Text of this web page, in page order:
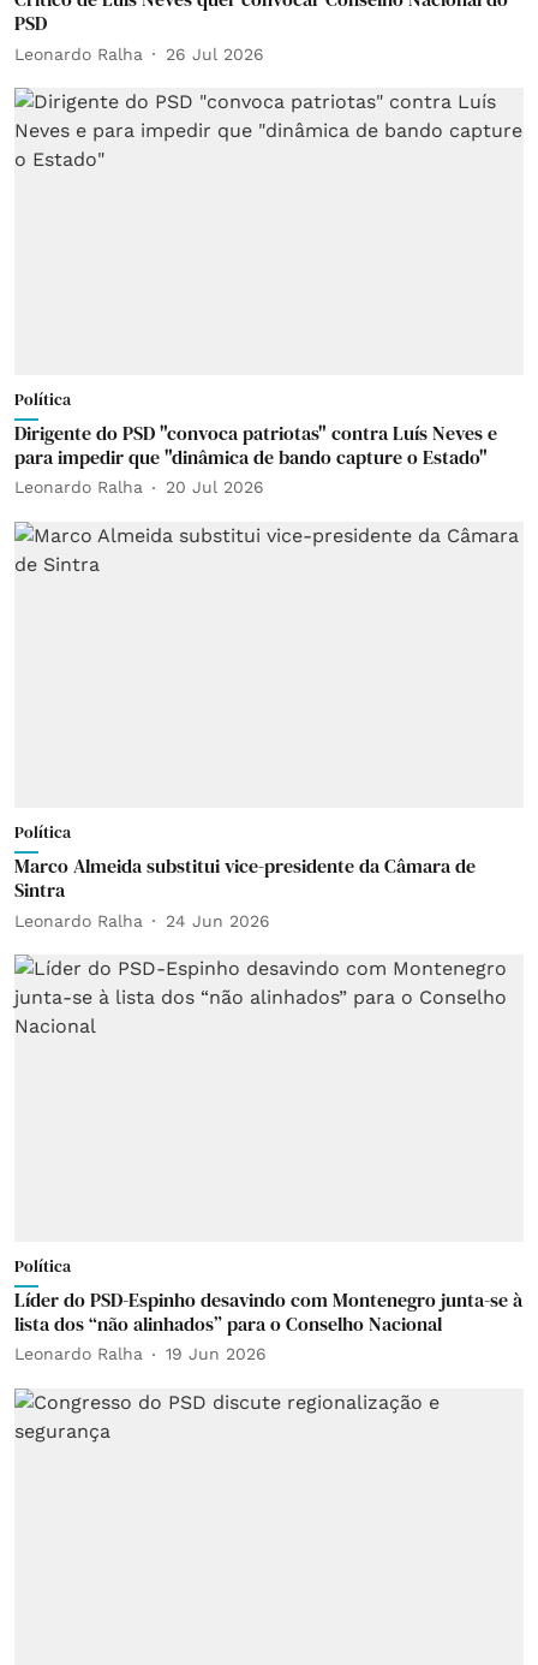
PSD
Leonardo Ralha 26 Jul 2026
Política
Dirigente do PSD "convoca patriotas" contra Luís Neves e
para impedir que "dinâmica de bando capture o Estado"
Leonardo Ralha 20 Jul 2026
Política
Marco Almeida substitui vice-presidente da Câmara de
Sintra
Leonardo Ralha 24 Jun 2026
Política
Líder do PSD-Espinho desavindo com Montenegro junta-se à
lista dos “não alinhados” para o Conselho Nacional
Leonardo Ralha 19 Jun 2026